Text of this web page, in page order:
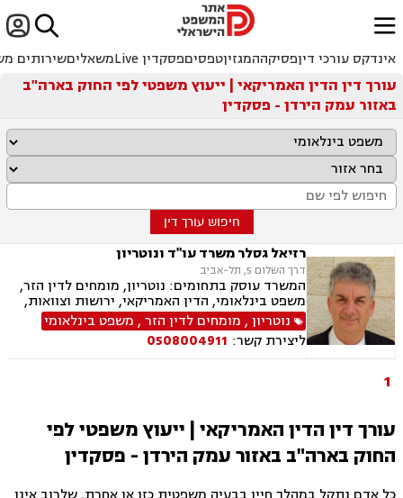

ﱐ
אינדקס עורכי דיןפסיקההמגזיןטפסיםפסקדין Live משאליםשירותים
עורך דין הדין האמריקאי | ייעוץ משפטי לפי החוק בארה"ב
באזור עמק הירדן - פסקדין
חיפוש עורך דין
רזיאל גסלר משרד עו"ד ונוטריון
דרך השלום 5, תל-אביב
המשרד עוסק בתחומים: נוטריון, מומחים לדין הזר,
משפט בינלאומי, הדין האמריקאי, ירושות וצוואות,
ברירת דין
נוטריון, מומחים לדין הזר, משפט בינלאומי
ליצירת קשר: 0508004911
1
עורך דין הדין האמריקאי | ייעוץ משפטי לפי
החוק בארה"ב באזור עמק הירדן - פסקדין